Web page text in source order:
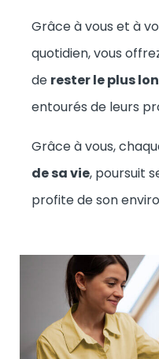
Grâce à vous et à
quotidien, vous
de rester le plus
entourés de leurs
Grâce à vous,
de sa vie, poursuit
profite de son